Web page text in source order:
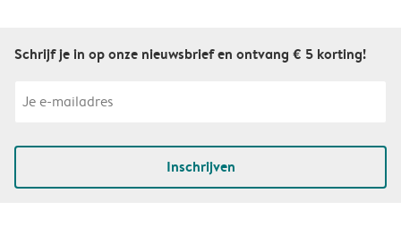
Schrijf je in op onze nieuwsbrief en ontvang € 5 korting!
Inschrijven